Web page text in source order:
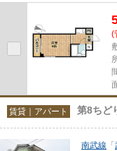
時無料駐車場有（要電話予約
(
賃貸｜アパート 第8ちど
南武線 「